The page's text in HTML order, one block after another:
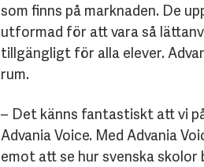
som finns på marknaden. De
utformad för att vara så
tillgängligt för alla elever.
rum.
– Det känns fantastiskt att vi
Advania Voice. Med Advania
emot att se hur svenska skolor